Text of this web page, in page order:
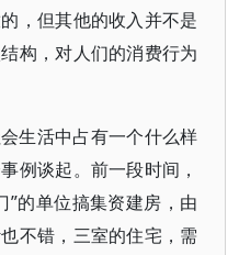
，但其他的收入并不是
构，对人们的消费行为
生活中占有一个什么样
例谈起。前一段时间，
”的单位搞集资建房，由
不错，三室的住宅，需